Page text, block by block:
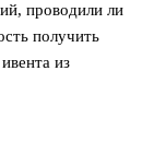
проводили ли
получить
из